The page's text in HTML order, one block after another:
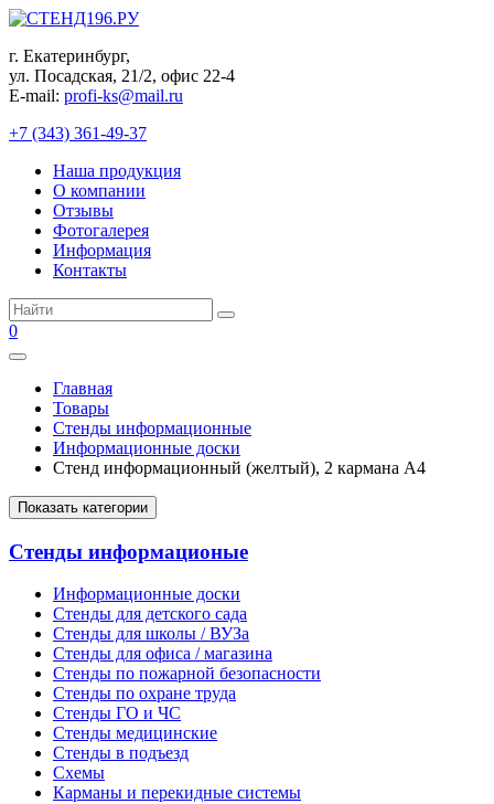
Перейти
контенту
г. Екатеринбург,
ул. Посадская, 21/2, офис 22-4
E-mail: profi-ks@mail.ru
+7 (343) 361-49-37
Наша продукция
О компании
Отзывы
Фотогалерея
Информация
Контакты
Поиск:
0
Главная
Товары
Стенды информационные
Информационные доски
Стенд информационный (желтый), 2 карманa А4
Показать категории
Стенды информационые
Информационные доски
Стенды для детского сада
Стенды для школы / ВУЗа
Стенды для офиса / магазина
Стенды по пожарной безопасности
Стенды по охране труда
Стенды ГО и ЧС
Стенды медицинские
Стенды в подъезд
Схемы
Карманы и перекидные системы